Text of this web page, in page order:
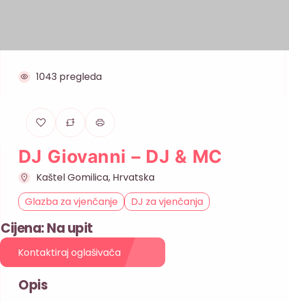
1043 pregleda
DJ Giovanni – DJ & MC
Kaštel Gomilica, Hrvatska
Glazba za vjenčanje
DJ za vjenčanja
Cijena: Na upit
Kontaktiraj oglašivača
Opis